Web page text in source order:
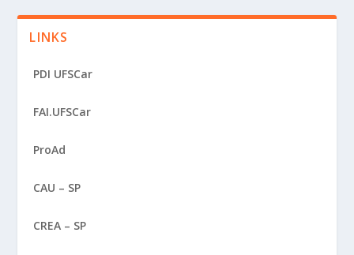
LINKS
PDI UFSCar
FAI.UFSCar
ProAd
CAU – SP
CREA – SP